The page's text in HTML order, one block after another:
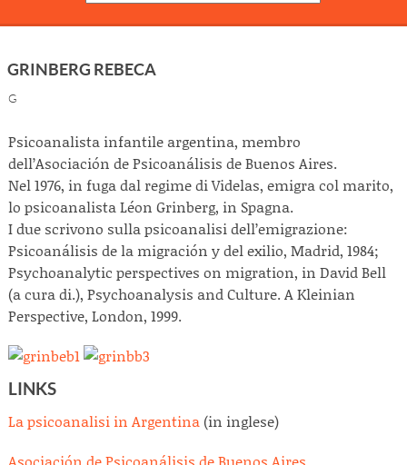
GRINBERG REBECA
G
Psicoanalista infantile argentina, membro
dell’Asociación de Psicoanálisis de Buenos Aires.
Nel 1976, in fuga dal regime di Videlas, emigra col marito,
lo psicoanalista Léon Grinberg, in Spagna.
I due scrivono sulla psicoanalisi dell’emigrazione:
Psicoanálisis de la migración y del exilio, Madrid, 1984;
Psychoanalytic perspectives on migration, in David Bell
(a cura di.), Psychoanalysis and Culture. A Kleinian
Perspective, London, 1999.
LINKS
La psicoanalisi in Argentina (in inglese)